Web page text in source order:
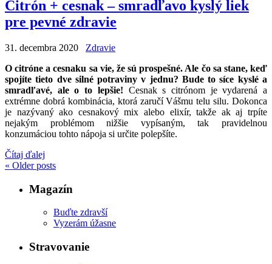
Citrón + cesnak – smradľavo kyslý liek
pre pevné zdravie
31. decembra 2020
Zdravie
O citróne a cesnaku sa vie, že sú prospešné. Ale čo sa stane, keď
spojíte tieto dve silné potraviny v jednu? Bude to síce kyslé a
smradľavé, ale o to lepšie! Cesnak s citrónom je vydarená a
extrémne dobrá kombinácia, ktorá zaručí Vášmu telu silu. Dokonca
je nazývaný ako cesnakový mix alebo elixír, takže ak aj trpíte
nejakým problémom nižšie vypísaným, tak pravidelnou
konzumáciou tohto nápoja si určite polepšíte.
Čítaj ďalej
« Older posts
Magazín
Buďte zdravší
Vyzerám úžasne
Stravovanie